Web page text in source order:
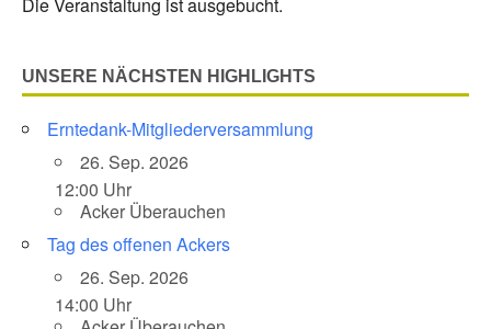
Die Veranstaltung ist ausgebucht.
UNSERE NÄCHSTEN HIGHLIGHTS
Erntedank-Mitgliederversammlung
26. Sep. 2026
12:00 Uhr
Acker Überauchen
Tag des offenen Ackers
26. Sep. 2026
14:00 Uhr